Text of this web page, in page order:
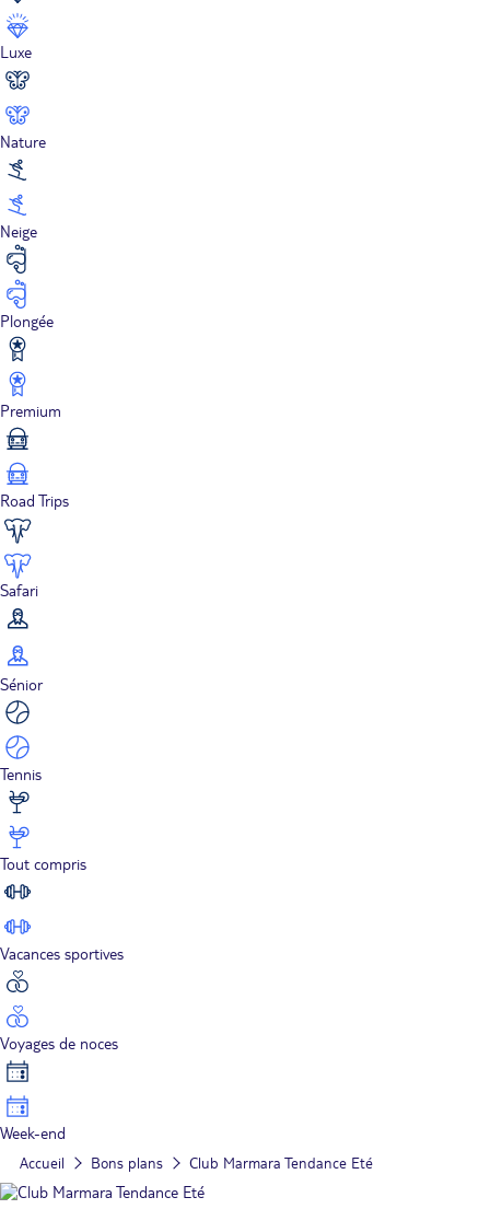
Luxe
Nature
Neige
Plongée
Premium
Road Trips
Safari
Sénior
Tennis
Tout compris
Vacances sportives
Voyages de noces
Week-end
Accueil Bons plans Club Marmara Tendance Eté